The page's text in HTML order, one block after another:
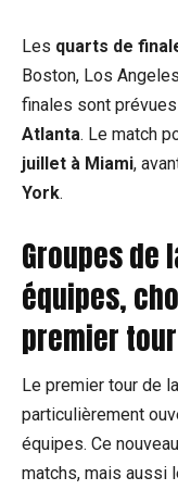
Les quarts de
Boston, Los
finales sont
Atlanta. Le match
juillet à Miami,
York.
Groupes de
équipes,
premier tour
Le premier tour de la
particulièrement
équipes. Ce
matchs, mais aussi